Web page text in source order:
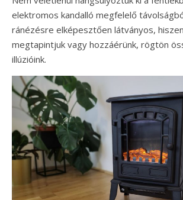
elektromos kandalló megfelelő
ránézésre elképesztően látványos,
megtapintjuk vagy hozzáérünk, rögtön
illúzióink.